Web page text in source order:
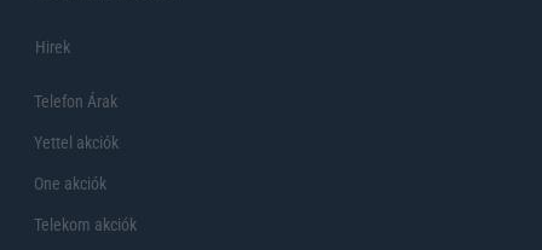
Hirek
Telefon Árak
Yettel akciók
One akciók
Telekom akciók